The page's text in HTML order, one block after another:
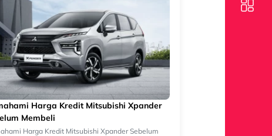
Harga Kredit Mitsubishi Xpander
Membeli
Harga Kredit Mitsubishi Xpander Sebelum